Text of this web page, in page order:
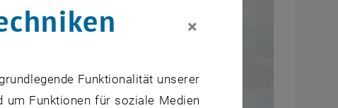
×
Funktionalität unserer
um Funktionen für soziale Medien